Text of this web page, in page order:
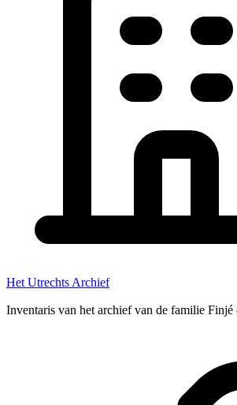
Het Utrechts Archief
Inventaris van het archief van de familie Finjé